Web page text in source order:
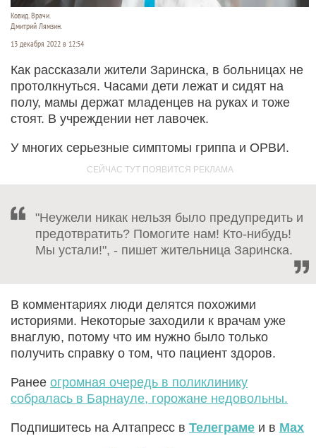
Ковид. Врачи.
Дмитрий Лямзин.
13 декабря 2022 в 12:54
Как рассказали жители Заринска, в больницах не
протолкнуться. Часами дети лежат и сидят на
полу, мамы держат младенцев на руках и тоже
стоят. В учреждении нет лавочек.
У многих серьезные симптомы гриппа и ОРВИ.
"Неужели никак нельзя было предупредить и
предотвратить? Помогите нам! Кто-нибудь!
Мы устали!", - пишет жительница Заринска.
В комментариях люди делятся похожими
историями. Некоторые заходили к врачам уже
внаглую, потому что им нужно было только
получить справку о том, что пациент здоров.
Ранее огромная очередь в поликлинику
собралась в Барнауле, горожане недовольны.
Подпишитесь на Алтапресс в Телеграме и в Max